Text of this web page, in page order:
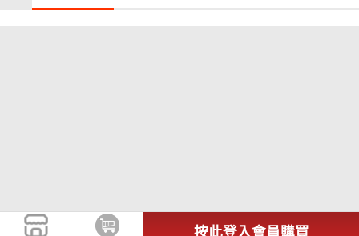
按此登入會員購買